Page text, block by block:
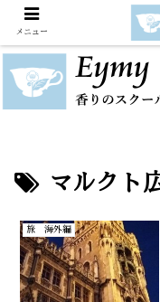
マルクト
旅 海外編
メニュー